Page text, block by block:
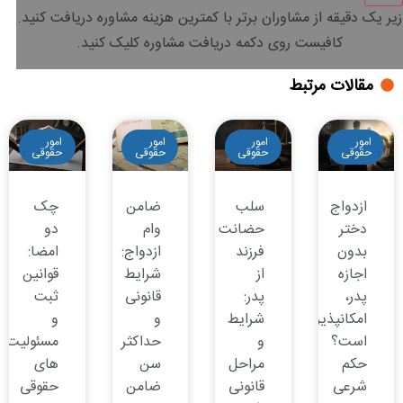
زیر یک دقیقه از مشاوران برتر باکمترین هزینه مشاوره دریافت کنید.
کافیست روی دکمه دریافت مشاوره کلیک کنید.
مقالات مرتبط
امور
حقوقی
ازدواج
دختر
بدون
اجازه
پدر،
امکانپذیر
است؟
حکم
شرعی
امور
حقوقی
سلب
حضانت
فرزند
از
پدر:
شرایط
و
مراحل
قانونی
امور
حقوقی
ضامن
وام
ازدواج:
شرایط
قانونی
و
حداکثر
سن
ضامن
امور
حقوقی
چک
دو
امضا:
قوانین
ثبت
و
مسئولیت
های
حقوقی